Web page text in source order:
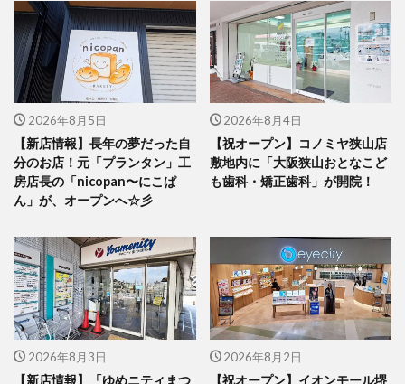
2026年8月5日
【新店情報】長年の夢だった自
分のお店！元「プランタン」工
房店長の「nicopan〜にこぱ
ん」が、オープンへ☆彡
2026年8月4日
【祝オープン】コノミヤ狭山店
敷地内に「大阪狭山おとなこど
も歯科・矯正歯科」が開院！
2026年8月3日
【新店情報】「ゆめニティまつ
2026年8月2日
【祝オープン】イオンモール堺